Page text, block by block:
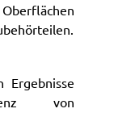
Ergebnisse
von